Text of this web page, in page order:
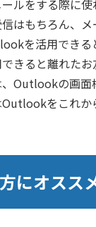
ルをする際に
はもちろん、
を活用できる
きると離れた
Outlookの画面
をこれか
にオスス